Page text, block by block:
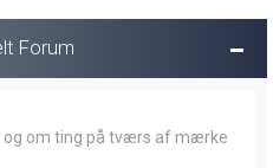
Forum
og om ting på tværs af mærke